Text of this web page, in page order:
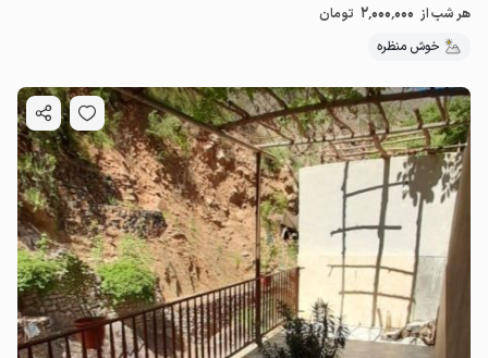
هر شب از 2٬000٬000 تومان
خوش منظره